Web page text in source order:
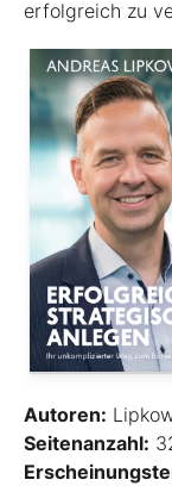
erfolgreich zu
Autoren:
Seitenanzahl: